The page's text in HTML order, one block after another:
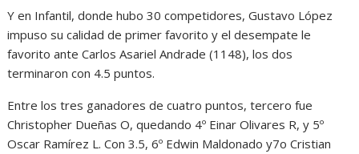
Y en Infantil, donde hubo 30 competidores, Gustavo López
impuso su calidad de primer favorito y el desempate le
favorito ante Carlos Asariel Andrade (1148), los dos
terminaron con 4.5 puntos.
Entre los tres ganadores de cuatro puntos, tercero fue
Christopher Dueñas O, quedando 4º Einar Olivares R, y 5º
Oscar Ramírez L. Con 3.5, 6º Edwin Maldonado y7o Cristian